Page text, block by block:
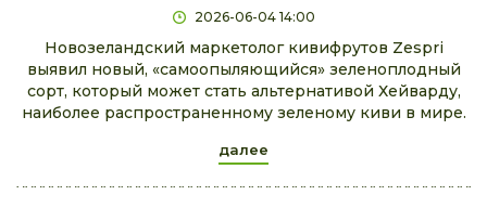
2026-06-04 14:00
Новозеландский маркетолог кивифрутов Zespri
выявил новый, «самоопыляющийся» зеленоплодный
сорт, который может стать альтернативой Хейварду,
наиболее распространенному зеленому киви в мире.
далее